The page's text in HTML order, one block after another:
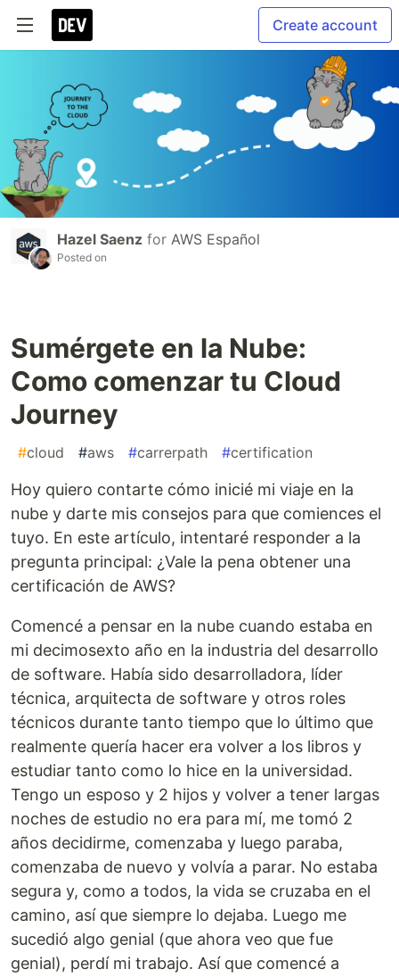
Create account
Hazel Saenz for AWS Español
Posted on
Sumérgete en la Nube:
Como comenzar tu Cloud
Journey
#cloud #aws #carrerpath #certification
Hoy quiero contarte cómo inicié mi viaje en la
nube y darte mis consejos para que comiences el
tuyo. En este artículo, intentaré responder a la
pregunta principal: ¿Vale la pena obtener una
certificación de AWS?
Comencé a pensar en la nube cuando estaba en
mi decimosexto año en la industria del desarrollo
de software. Había sido desarrolladora, líder
técnica, arquitecta de software y otros roles
técnicos durante tanto tiempo que lo último que
realmente quería hacer era volver a los libros y
estudiar tanto como lo hice en la universidad.
Tengo un esposo y 2 hijos y volver a tener largas
noches de estudio no era para mí, me tomó 2
años decidirme, comenzaba y luego paraba,
comenzaba de nuevo y volvía a parar. No estaba
segura y, como a todos, la vida se cruzaba en el
camino, así que siempre lo dejaba. Luego me
sucedió algo genial (que ahora veo que fue
genial), perdí mi trabajo. Así que comencé a